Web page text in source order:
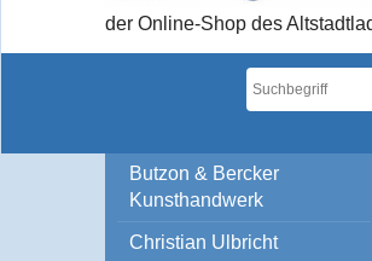
der Online-Shop des
Butzon & Bercker
Kunsthandwerk
Christian Ulbricht